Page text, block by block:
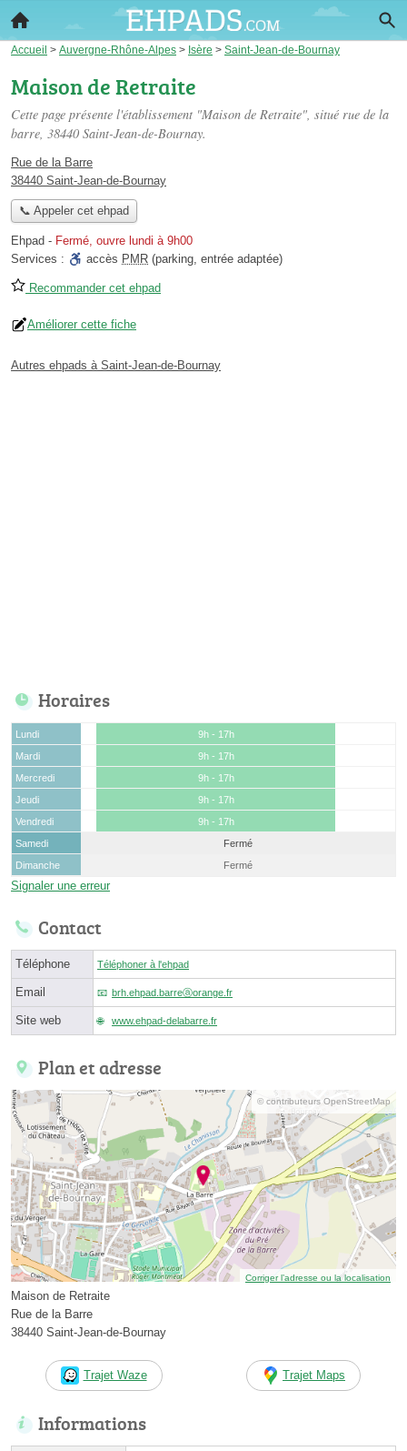
Accueil > Auvergne-Rhône-Alpes > Isère > Saint-Jean-de-Bournay
Maison de Retraite
Cette page présente l'établissement "Maison de Retraite", situé rue de la
barre, 38440 Saint-Jean-de-Bournay.
Rue de la Barre
38440 Saint-Jean-de-Bournay
📞 Appeler cet ehpad
Ehpad - Fermé, ouvre lundi à 9h00
Services :
accès PMR (parking, entrée adaptée)
Recommander cet ehpad
Améliorer cette fiche
Autres ehpads à Saint-Jean-de-Bournay
Horaires
Lundi
9h - 17h
Mardi
9h - 17h
Mercredi
9h - 17h
Jeudi
9h - 17h
Vendredi
9h - 17h
Samedi
Fermé
Dimanche
Fermé
Signaler une erreur
Contact
Téléphone Téléphoner à l'ehpad
Email brh.ehpad.barreⓐorange.fr
Site web www.ehpad-delabarre.fr
Plan et adresse
© contributeurs OpenStreetMap
Corriger l’adresse ou la localisation
Maison de Retraite
Rue de la Barre
38440 Saint-Jean-de-Bournay
Trajet Waze Trajet Maps
Informations